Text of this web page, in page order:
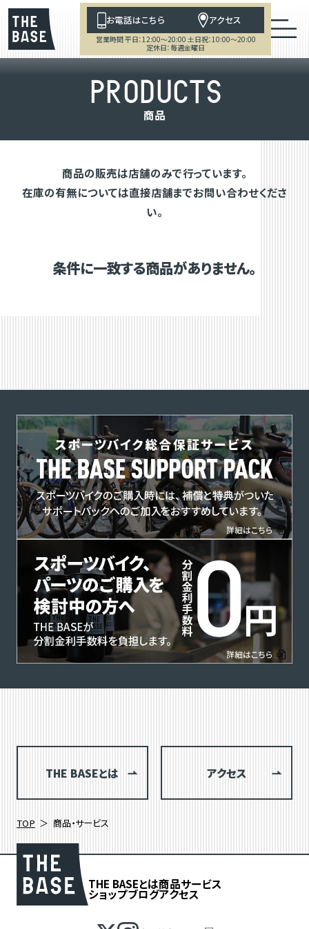
お電話はこちら アクセス
営業時間 平日：12:00～20:00 土日祝：10:00～20:00
定休日：毎週金曜日
PRODUCTS
商品
商品の販売は店舗のみで行っています。
在庫の有無については直接店舗までお問い合わせくださ
い。
条件に一致する商品がありません。
THE BASEとは アクセス
TOP 商品・サービス
THE BASEとは商品サービス
ショップブログアクセス